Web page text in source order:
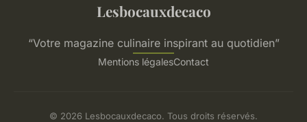
Lesbocauxdecaco
“Votre magazine culinaire inspirant au quotidien”
Mentions légalesContact
© 2026 Lesbocauxdecaco. Tous droits réservés.